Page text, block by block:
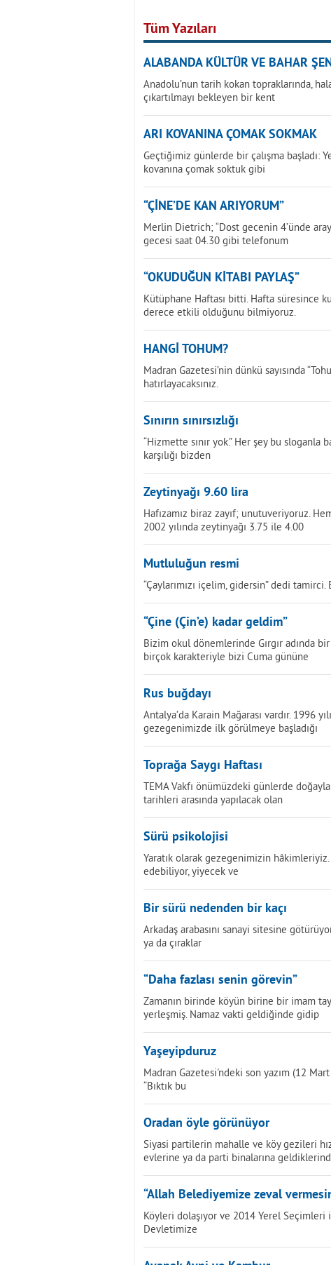
Tüm Yazıları
ALABANDA KÜLTÜR VE BAHAR
Anadolu’nun tarih kokan topraklarında,
çıkartılmayı bekleyen bir kent
ARI KOVANINA ÇOMAK SOKMAK
Geçtiğimiz günlerde bir çalışma başladı:
kovanına çomak soktuk gibi
“ÇİNE’DE KAN ARIYORUM”
Merlin Dietrich; “Dost gecenin 4’ünde
gecesi saat 04.30 gibi telefonum
“OKUDUĞUN KİTABI PAYLAŞ”
Kütüphane Haftası bitti. Hafta süresince
derece etkili olduğunu bilmiyoruz.
HANGİ TOHUM?
Madran Gazetesi’nin dünkü sayısında
hatırlayacaksınız.
Sınırın sınırsızlığı
“Hizmette sınır yok.” Her şey bu
karşılığı bizden
Zeytinyağı 9.60 lira
Hafızamız biraz zayıf; unutuveriyoruz.
2002 yılında zeytinyağı 3.75 ile 4.00
Mutluluğun resmi
“Çaylarımızı içelim, gidersin” dedi
“Çine (Çin’e) kadar geldim”
Bizim okul dönemlerinde Gırgır adında
birçok karakteriyle bizi Cuma gününe
Rus buğdayı
Antalya’da Karain Mağarası vardır. 1996
gezegenimizde ilk görülmeye başladığı
Toprağa Saygı Haftası
TEMA Vakfı önümüzdeki günlerde
tarihleri arasında yapılacak olan
Sürü psikolojisi
Yaratık olarak gezegenimizin
edebiliyor, yiyecek ve
Bir sürü nedenden bir kaçı
Arkadaş arabasını sanayi sitesine
ya da çıraklar
“Daha fazlası senin görevin”
Zamanın birinde köyün birine bir imam
yerleşmiş. Namaz vakti geldiğinde gidip
Yaşeyipduruz
Madran Gazetesi'ndeki son yazım (12 Mart
“Bıktık bu
Oradan öyle görünüyor
Siyasi partilerin mahalle ve köy gezileri
evlerine ya da parti binalarına
“Allah Belediyemize zeval
Köyleri dolaşıyor ve 2014 Yerel Seçimleri
Devletimize